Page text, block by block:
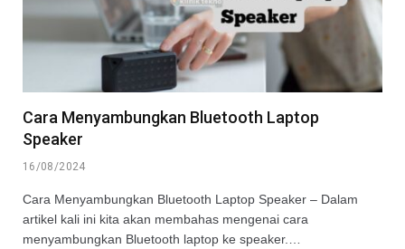
Cara Menyambungkan Bluetooth Laptop
Speaker
16/08/2024
Cara Menyambungkan Bluetooth Laptop Speaker – Dalam
artikel kali ini kita akan membahas mengenai cara
menyambungkan Bluetooth laptop ke speaker.…